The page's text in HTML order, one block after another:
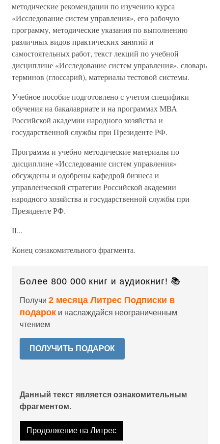
методические рекомендации по изучению курса
«Исследование систем управления», его рабочую
программу, методические указания по выполнению
различных видов практических занятий и
самостоятельных работ, текст лекций по учебной
дисциплине «Исследование систем управления», словарь
терминов (глоссарий), материалы тестовой системы.
Учебное пособие подготовлено с учетом специфики
обучения на бакалавриате и на программах МВА
Российской академии народного хозяйства и
государственной службы при Президенте РФ.
Программа и учебно-методические материалы по
дисциплине «Исследование систем управления»
обсуждены и одобрены кафедрой бизнеса и
управленческой стратегии Российской академии
народного хозяйства и государственной службы при
Президенте РФ.
II...
Конец ознакомительного фрагмента.
Более 800 000 книг и аудиокниг! 📚
Получи 2 месяца Литрес Подписки в
подарок и наслаждайся неограниченным
чтением
ПОЛУЧИТЬ ПОДАРОК
Данный текст является ознакомительным
фрагментом.
Продолжение на Литрес